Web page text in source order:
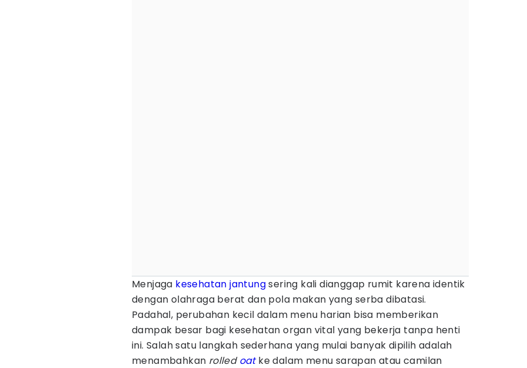
Menjaga kesehatan jantungsering kali dianggap rumit karena identik
dengan olahraga berat dan pola makan yang serba dibatasi.
Padahal, perubahan kecil dalam menu harian bisa memberikan
dampak besar bagi kesehatan organ vital yang bekerja tanpa henti
ini. Salah satu langkah sederhana yang mulai banyak dipilih adalah
menambahkan rolledoatke dalam menu sarapan atau camilan